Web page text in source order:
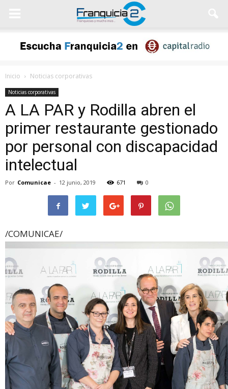
Inicio Noticias corporativas
Noticias corporativas
A LA PAR y Rodilla abren el
primer restaurante gestionado
por personal con discapacidad
intelectual
Por Comunicae - 12 junio, 2019 671 0
/COMUNICAE/